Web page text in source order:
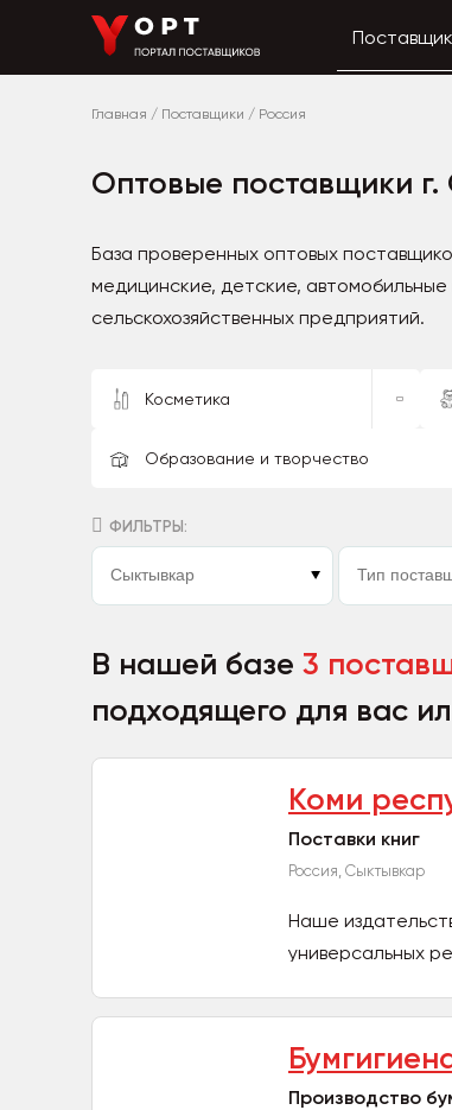
Главная / Поставщики / Россия
Оптовые поставщики
База проверенных оптовых
медицинские, детские,
сельскохозяйственных предприятий.
Косметика
Образование и творчество
ФИЛЬТРЫ:
В нашей базе 3
подходящего для вас
Коми
Поставки книг
Россия, Сыктывкар
Наше
универсальных
Производство